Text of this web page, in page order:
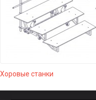
Хоровые станки